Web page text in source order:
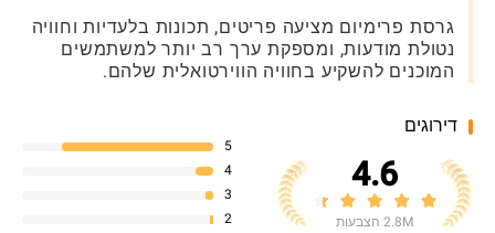
גרסת פרימיום מציעה פריטים, תכונות בלעדיות וחוויה
נטולת מודעות, ומספקת ערך רב יותר למשתמשים
המוכנים להשקיע בחוויה הווירטואלית שלהם.
דירוגים
4.6
2.8M הצבעות
5
4
3
2